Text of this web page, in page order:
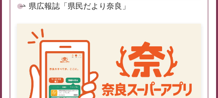
県広報誌「県民だより奈良」